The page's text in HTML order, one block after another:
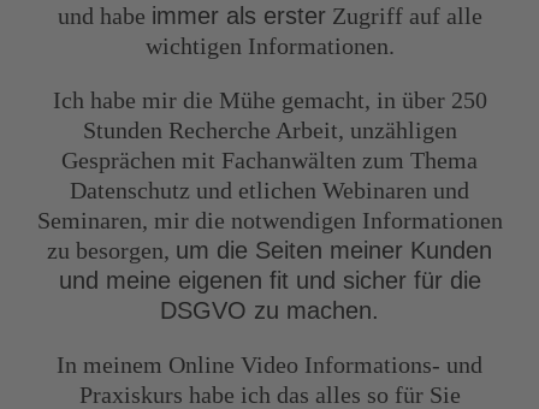
und habe immer als erster Zugriff auf alle
wichtigen Informationen.
Ich habe mir die Mühe gemacht, in über 250
Stunden Recherche Arbeit, unzähligen
Gesprächen mit Fachanwälten zum Thema
Datenschutz und etlichen Webinaren und
Seminaren, mir die notwendigen Informationen
zu besorgen, um die Seiten meiner Kunden
und meine eigenen fit und sicher für die
DSGVO zu machen.
In meinem Online Video Informations- und
Praxiskurs habe ich das alles so für Sie